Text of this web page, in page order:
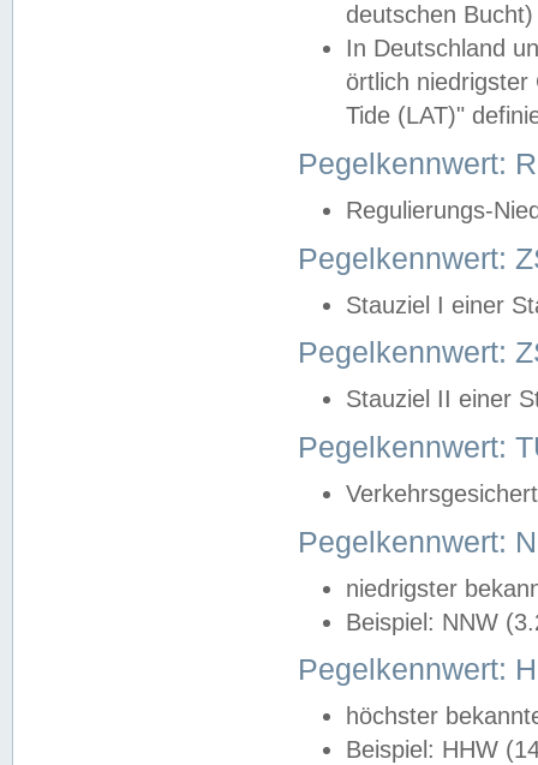
deutschen
In Deutschland
örtlich
Tide (LAT)"
Pegelkennwert:
Regulierungs-
Pegelkennwert:
Stauziel I einer
Pegelkennwert:
Stauziel II einer
Pegelkennwert:
Pegelkennwert:
niedrigster
Beispiel: NNW
Pegelkennwert:
höchster
Beispiel: HHW